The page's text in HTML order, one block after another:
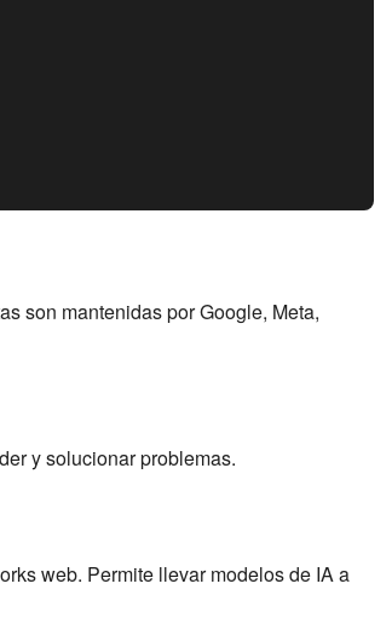
son mantenidas por Google, Meta,
y solucionar problemas.
web. Permite llevar modelos de IA a